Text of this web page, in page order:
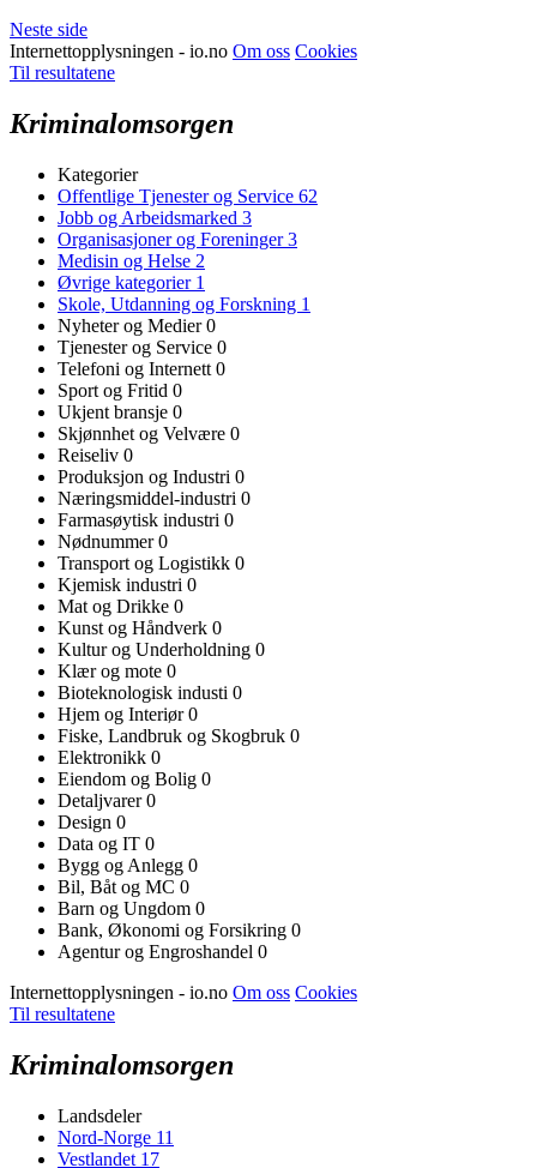
Neste side
Internettopplysningen - io.no Om oss Cookies
Til resultatene
Kriminalomsorgen
Kategorier
Offentlige Tjenester og Service 62
Jobb og Arbeidsmarked 3
Organisasjoner og Foreninger3
Medisin og Helse 2
Øvrige kategorier 1
Skole, Utdanning og Forskning 1
Nyheter og Medier0
Tjenester og Service 0
Telefoni og Internett 0
Sport og Fritid 0
Ukjent bransje 0
Skjønnhet og Velvære 0
Reiseliv 0
Produksjon og Industri 0
Næringsmiddel-industri 0
Farmasøytisk industri 0
Nødnummer0
Transport og Logistikk 0
Kjemisk industri 0
Mat og Drikke 0
Kunst og Håndverk 0
Kultur og Underholdning 0
Klær og mote 0
Bioteknologisk industi 0
Hjem og Interiør0
Fiske, Landbruk og Skogbruk 0
Elektronikk 0
Eiendom og Bolig 0
Detaljvarer0
Design 0
Data og IT 0
Bygg og Anlegg 0
Bil, Båt og MC 0
Barn og Ungdom 0
Bank, Økonomi og Forsikring 0
Agentur og Engroshandel 0
Internettopplysningen - io.no Om oss Cookies
Til resultatene
Kriminalomsorgen
Landsdeler
Nord-Norge 11
Vestlandet 17